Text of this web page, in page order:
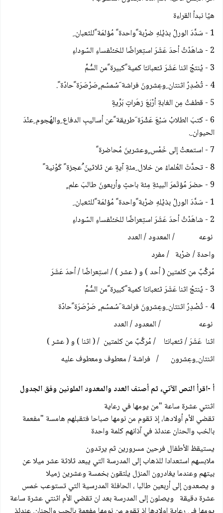
هيّا نبدأ القراءة
1 - سَدَّدَ الورلُ بذيْلهِ ضرْبة ًواحدة ً مُؤلمَة ًللثعبان ِ
2 - شاهَدْتُ أحدَ عَشَرَ استِعراضًا للخـُنْفساءِ السّوداءِ
3 - يُنتجُ اثنا عَشَرَ ثـُعبانـًا كمية ًكبيرة ًمن السُّمِّ
4 - تُصْدِرُ اثنتان ِوعِشرونَ فراشة َسُمسُم ٍصَرْصَرَة ًحادّة ً.
5 - قطفتُ مِن الغابةِ أرْبَعَ زهَراتٍ بَرِّيةٍ
6 - كتبَ الطلابُ سَبْعَ عَشْرَة َطريقة ًعن أساليبِ الدفاع ِوالهُجوم ِعنْدَ
الحيوان ِ.
7 - استمعتُ إلى خَمْس ٍوعشرينَ مُحاضرة ً
8 - تحدَّثَ العُلماءُ من خلال ِمئةِ آيةٍ عن ثلاثينَ ُعجزة ً كَوْنية ً
9 - حضرَ مُؤتَمرَ البيئةِ مِئة باحثٍ وأربعونَ طالبَ علم ٍ
1 - سَدَّدَ الورلُ بذيْلهِ ضرْبة ًواحدة ً مُؤلمَة ًللثعبان ِ
2 - شاهَدْتُ أحدَ عَشَرَ استِعراضًا للخـُنْفساءِ السّوداءِ
نوعه / المعدود / العدد
واحدة / ضرْبة / مفرد
مُركَّبٌ من كلمتين ( أحد ) و ( عشر ) / استِعراضًا / أحدَ عَشَرَ
3 - يُنتجُ اثنا عَشَرَ ثـُعبانـًا كمية ًكبيرة ًمن السُّمِّ
4 - تُصْدِرُ اثنتان ِوعِشرونَ فراشة َسُمسُم ٍ صَرْصَرَة ًحادّة
نوعه / المعدود / العدد
اثنا عَشَرَ / ثـُعبانـًا / مُركَّبٌ من كلمتين / ( اثنا ) و ( عشر )
اثنتان ِوعِشرون / فراشة / معطوف ومعطوف عليه
أ -اقرأ النص الآتي، ثم أصنف العدد والمعدود الملونين وفق الجدول
اثنتي عشرة ساعة "من يومها في رعاية
تقضي الأم أولادها، إذ تقوم من نومها صباحا فتقبلهم هامسة "مفعمة
بالخب والحنان عندئذ في آذانهم كلمة واحدة
يستيقظ الأطفال فرحين مسرورين ثم يرتدون
ملابسهم استعدادا للذهاب إلى المدرسة التي يبعد ثلاثة عشر ميلا عن
بيتهم وعندما يغادرون المنزل يلتقون بخمسة وعشرين زميلا
و يصعدون إلى أربعين طالبا ، الحافلة المدرسية التي تستوعب خمس
عشرة دقيقة ويصلون إلى المدرسة بعد ان تقضي الأم اثنتي عشرة ساعة